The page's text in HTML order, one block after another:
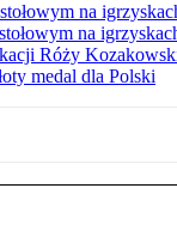
na
na
Róży
medal dla Polski